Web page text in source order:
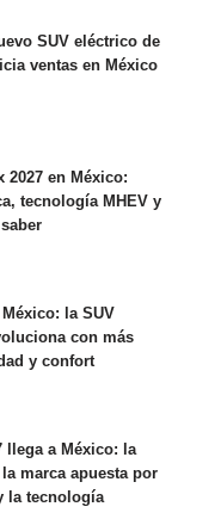
SUV eléctrico de
ventas en México
2027 en México:
tecnología MHEV y
la SUV
con más
y confort
llega a México: la
marca apuesta por
la tecnología